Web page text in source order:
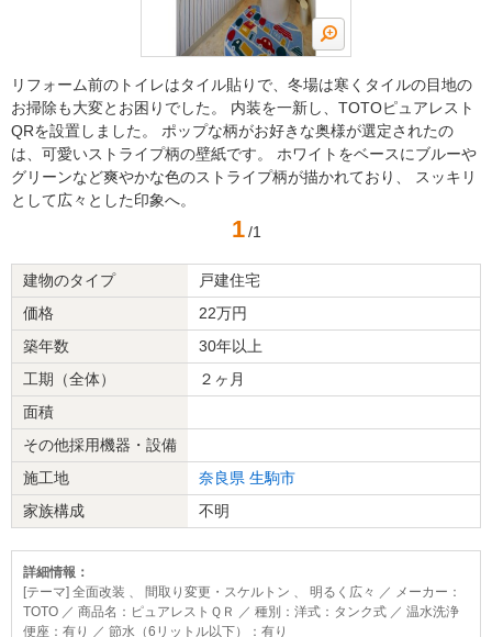
リフォーム前のトイレはタイル貼りで、冬場は寒くタイルの目地の
お掃除も大変とお困りでした。 内装を一新し、TOTOピュアレスト
QRを設置しました。 ポップな柄がお好きな奥様が選定されたの
は、可愛いストライプ柄の壁紙です。 ホワイトをベースにブルーや
グリーンなど爽やかな色のストライプ柄が描かれており、 スッキリ
として広々とした印象へ。
1 /1
建物のタイプ
戸建住宅
価格
22万円
築年数
30年以上
工期（全体）
２ヶ月
面積
その他採用機器・設備
施工地
奈良県 生駒市
家族構成
不明
詳細情報：
[テーマ] 全面改装 、 間取り変更・スケルトン 、 明るく広々 ／ メーカー：
TOTO ／ 商品名：ピュアレストＱＲ ／ 種別：洋式：タンク式 ／ 温水洗浄
便座：有り ／ 節水（6リットル以下）：有り